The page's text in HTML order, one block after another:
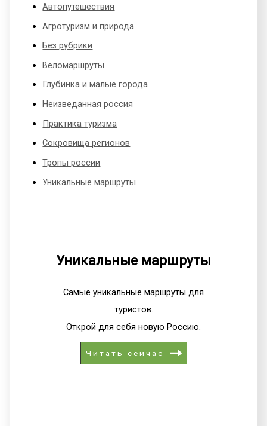
Автопутешествия
Агротуризм и природа
Без рубрики
Веломаршруты
Глубинка и малые города
Неизведанная россия
Практика туризма
Сокровища регионов
Тропы россии
Уникальные маршруты
Уникальные маршруты
Самые уникальные маршруты для
туристов.
Открой для себя новую Россию.
Читать сейчас